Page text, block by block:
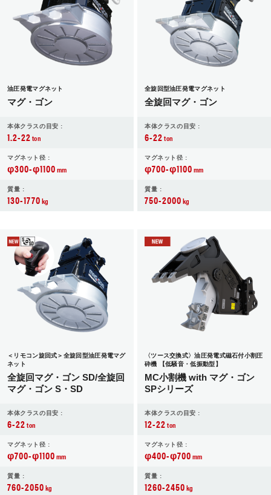
油圧発電マグネット
マグ・ゴン
本体クラスの目安 :
1.2-22ton
マグネット径 :
φ300-φ1100mm
質量 :
130-1770kg
全旋回型油圧発電マグネット
全旋回マグ・ゴン
本体クラスの目安 :
6-22ton
マグネット径 :
φ700-φ1100mm
質量 :
750-2000kg
＜リモコン旋回式＞全旋回型油圧発電マグ
ネット
全旋回マグ・ゴン SD/全旋回
マグ・ゴン S・SD
本体クラスの目安 :
6-22ton
マグネット径 :
φ700-φ1100mm
質量 :
760-2050kg
〈ツース交換式〉油圧発電式磁石付小割圧
砕機 【低騒音・低振動型】
MC小割機 with マグ・ゴン
SPシリーズ
本体クラスの目安 :
12-22ton
マグネット径 :
φ400-φ700mm
質量 :
1260-2450kg